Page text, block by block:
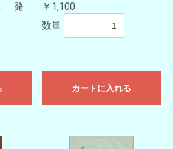
発
￥1,100
数量
カートに入れる
続ける カートへ進む